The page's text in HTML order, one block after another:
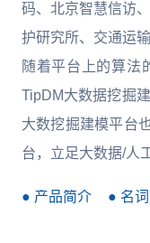
码、北京智慧信访
护研究所、交通运
随着平台上的算法
TipDM大数据挖掘
大数挖掘建模平台
台，立足大数据/人
● 产品简介 ● 名